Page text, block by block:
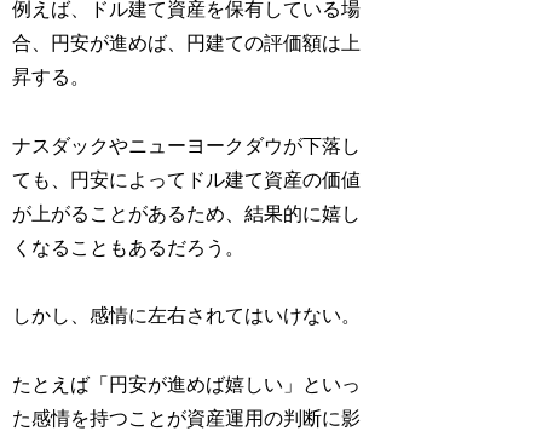
例えば、ドル建て資産を保有している場
合、円安が進めば、円建ての評価額は上
昇する。
ナスダックやニューヨークダウが下落し
ても、円安によってドル建て資産の価値
が上がることがあるため、結果的に嬉し
くなることもあるだろう。
しかし、感情に左右されてはいけない。
たとえば「円安が進めば嬉しい」といっ
た感情を持つことが資産運用の判断に影